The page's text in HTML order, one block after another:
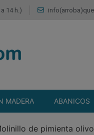
14 h.)
MADERA ABANICOS
de pimienta